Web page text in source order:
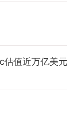
值近万亿美